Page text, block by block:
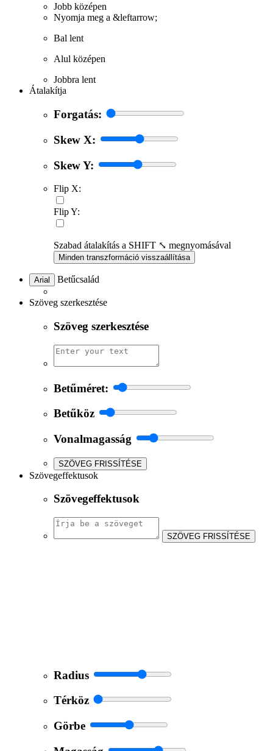
Jobb középen
Nyomja meg a &leftarrow;
Bal lent
Alul középen
Jobbra lent
Átalakítja
Forgatás:
Skew X:
Skew Y:
Flip X:
Flip Y:
Szabad átalakítás a SHIFT ⤡ megnyomásával
Minden transzformáció visszaállítása
Arial Betűcsalád
Szöveg szerkesztése
Szöveg szerkesztése
Betűméret:
Betűköz
Vonalmagasság
SZÖVEG FRISSÍTÉSE
Szövegeffektusok
Szövegeffektusok
SZÖVEG FRISSÍTÉSE
Radius
Térköz
Görbe